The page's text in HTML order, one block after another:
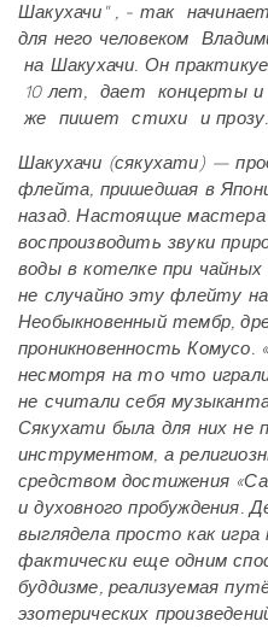
Шакухачи" , - так
для него человеком
на Шакухачи. Он
10 лет, дает концерты и
же пишет стихи и прозу.
Шакухачи (сякухати) —
флейта, пришедшая в
назад. Настоящие
воспроизводить звуки
воды в котелке при
не случайно эту флейту
Необыкновенный тембр,
проникновенность
несмотря на то что
не считали себя
Сякухати была для них не
инструментом, а
средством достижения
и духовного пробуждения.
выглядела просто как
фактически еще одним
буддизме, реализуемая
эзотерических